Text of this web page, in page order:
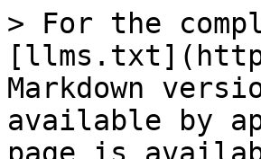
> For the
Markdown
available by